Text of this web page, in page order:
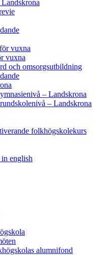
vuxna
vuxna
och omsorgsutbildning
– Landskrona
– Landskrona
folkhögskolekurs
english
alumnifond